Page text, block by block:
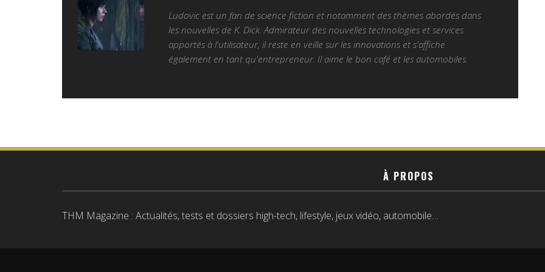
Ludovic est un fan de science fiction et notamment des thèmes abordés dans
les nouvelles de K. Dick. Admirateur des nouvelles technologies et services
apportés à l'utilisateur, il reste en veille sur les innovations et s'affiche
également en tant qu'entrepreneur. Il aime le bon café et les automobiles.
À PROPOS
THM Magazine : Actualités, tests et dossiers high-tech, lifestyle, jeux vidéo, automobile…